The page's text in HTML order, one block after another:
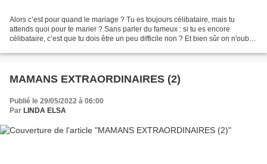
Alors c’est pour quand le mariage ? Tu es toujours célibataire, mais tu
attends quoi pour te marier ? Sans parler du fameux : si tu es encore
célibataire, c’est que tu dois être un peu difficile non ? Et bien sûr on n'oublie
MAMANS EXTRAORDINAIRES (2)
Publié le 29/05/2022 à 06:00
Par LINDA ELSA